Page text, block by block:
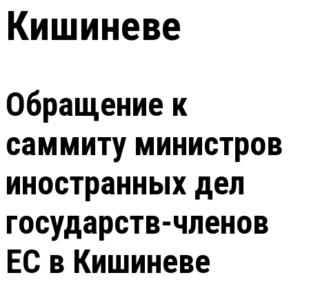
Кишиневе
Обращение к
саммиту министров
иностранных дел
государств-членов
ЕС в Кишиневе